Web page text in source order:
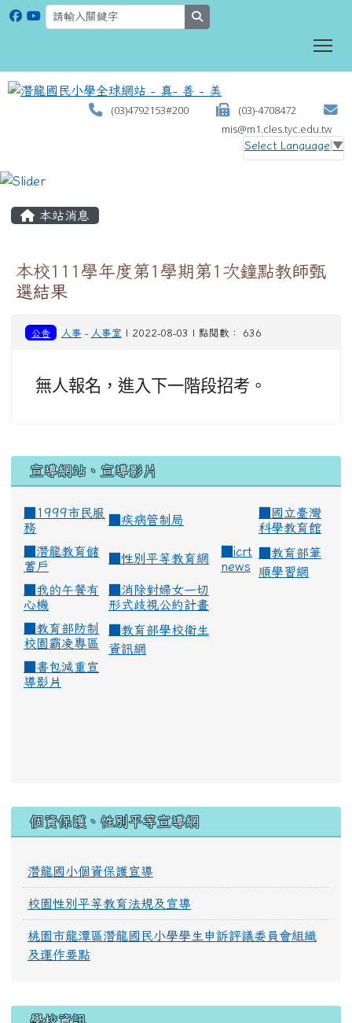
(03)4792153#200
(03)-4708472
mis@m1.cles.tyc.edu.tw
Select Language ▼
本站消息
本校111學年度第1學期第1次鐘點教師甄
選結果
公告 人事 - 人事室 | 2022-08-03 | 點閱數： 636
無人報名，進入下一階段招考。
宣導網站、宣導影片
■1999市民服
務
疾病管制局
國立臺灣
科學教育館
潛龍教育儲
蓄戶
性別平等教育網
icrt
news
教育部筆
順學習網
我的午餐有
心機
消除對婦女一切
形式歧視公約計畫
教育部防制
校園霸凌專區
教育部學校衛生
資訊網
書包減重宣
導影片
個資保護、性別平等宣導網
潛龍國小個資保護宣導
校園性別平等教育法規及宣導
桃園市龍潭區潛龍國民小學學生申訴評議委員會組織
及運作要點